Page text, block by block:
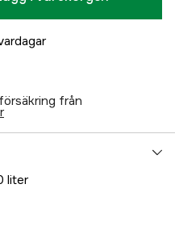
från
liter